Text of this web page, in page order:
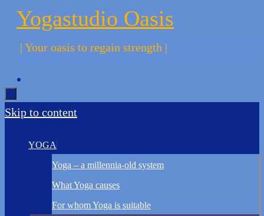
Yogastudio Oasis
| Your oasis to regain strength |
Skip to content
YOGA
Yoga – a millennia-old system
What Yoga causes
For whom Yoga is suitable